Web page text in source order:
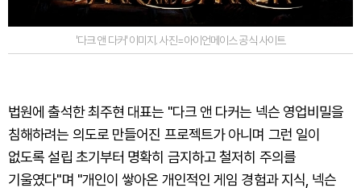
'다크 앤 다커' 이미지. 사진=아이언메이스 공식 사이트
법원에 출석한 최주현 대표는 "다크 앤 다커는 넥슨 영업비밀을
침해하려는 의도로 만들어진 프로젝트가 아니며 그런 일이
없도록 설립 초기부터 명확히 금지하고 철저히 주의를
기울였다"며 "개인이 쌓아온 개인적인 게임 경험과 지식, 넥슨